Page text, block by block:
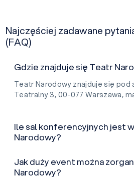
Najczęściej zadawane
(FAQ)
Gdzie znajduje się Teatr
Teatr Narodowy znajduje się pod
Teatralny 3, 00-077 Warszawa,
Ile sal konferencyjnych jest
Narodowy?
Jak duży event można
Narodowy?